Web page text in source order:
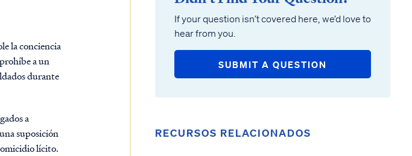
la conciencia
a un
durante
a
suposición
lícito.
If your question isn’t covered here, we’d love to
hear from you.
SUBMIT A QUESTION
RECURSOS RELACIONADOS